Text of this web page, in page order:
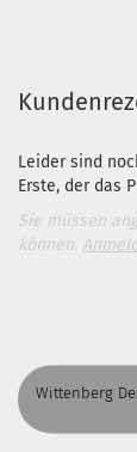
Leider sind
Erste, der das
Sie müssen
können.
Wittenberg